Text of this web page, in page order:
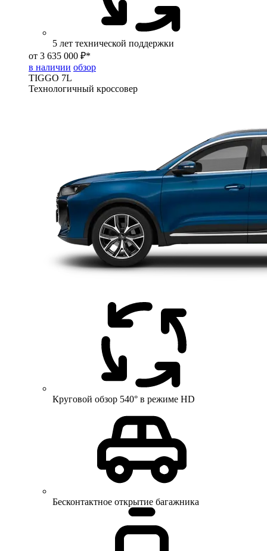
5 лет технической поддержки
от 3 635 000 ₽*
в наличии обзор
TIGGO 7L
Технологичный кроссовер
Круговой обзор 540° в режиме HD
Бесконтактное открытие багажника